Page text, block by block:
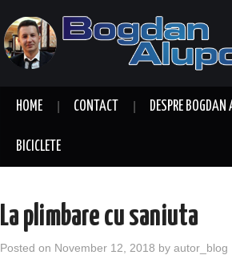
HOME CONTACT DESPRE
BICICLETE
La plimbare cu saniuta
Posted on November 12, 2018 by autor_blog